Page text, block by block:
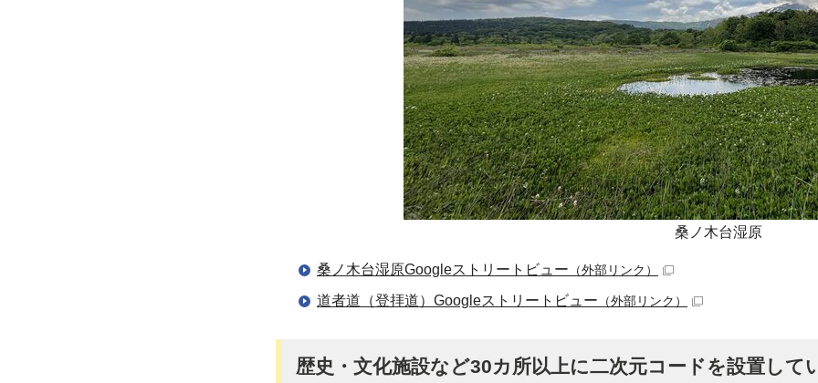
桑ノ木台湿原
桑ノ木台湿原Googleストリートビュー （外部リンク）
道者道（登拝道）Googleストリートビュー （外部リンク）
歴史・文化施設など30カ所以上に二次元コードを設置して